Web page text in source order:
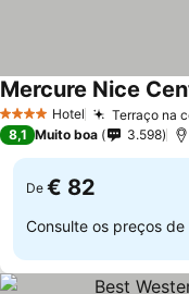
4 EstrelasHotel Terraço na
Mercure Nice
8,1 Muito boa 3.598
De € 82
Consulte os preços de